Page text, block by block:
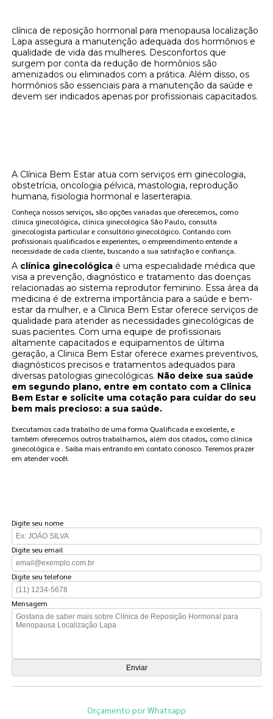
clínica de reposição hormonal para menopausa localização
Lapa assegura a manutenção adequada dos hormônios e
qualidade de vida das mulheres. Desconfortos que
surgem por conta da redução de hormônios são
amenizados ou eliminados com a prática. Além disso, os
hormônios são essenciais para a manutenção da saúde e
devem ser indicados apenas por profissionais capacitados.
A Clínica Bem Estar atua com serviços em ginecologia,
obstetrícia, oncologia pélvica, mastologia, reprodução
humana, fisiologia hormonal e laserterapia.
Conheça nossos serviços, são opções variadas que oferecemos, como
clínica ginecológica, clínica ginecológica São Paulo, consulta
ginecologista particular e consultório ginecológico. Contando com
profissionais qualificados e experientes, o empreendimento entende a
necessidade de cada cliente, buscando a sua satisfação e confiança.
A clínica ginecológica é uma especialidade médica que
visa a prevenção, diagnóstico e tratamento das doenças
relacionadas ao sistema reprodutor feminino. Essa área da
medicina é de extrema importância para a saúde e bem-
estar da mulher, e a Clinica Bem Estar oferece serviços de
qualidade para atender as necessidades ginecológicas de
suas pacientes. Com uma equipe de profissionais
altamente capacitados e equipamentos de última
geração, a Clinica Bem Estar oferece exames preventivos,
diagnósticos precisos e tratamentos adequados para
diversas patologias ginecológicas. Não deixe sua saúde
em segundo plano, entre em contato com a Clinica
Bem Estar e solicite uma cotação para cuidar do seu
bem mais precioso: a sua saúde.
Executamos cada trabalho de uma forma Qualificada e excelente, e
também oferecemos outros trabalhamos, além dos citados, como clínica
ginecológica e . Saiba mais entrando em contato conosco. Teremos prazer
em atender você!
Digite seu nome
Digite seu email
Digite seu telefone
Mensagem
Orçamento por Whatsapp